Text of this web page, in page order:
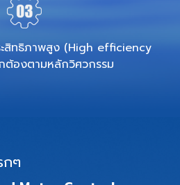
ะสิทธิภาพสูง (High efficiency
ต้องตามหลักวิศวกรรม
กๆ